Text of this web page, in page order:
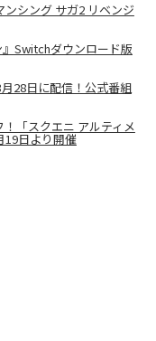
シング サガ2 リベンジ
』Switchダウンロード版
28日に配信！公式番組
！「スクエニ アルティメ
19日より開催